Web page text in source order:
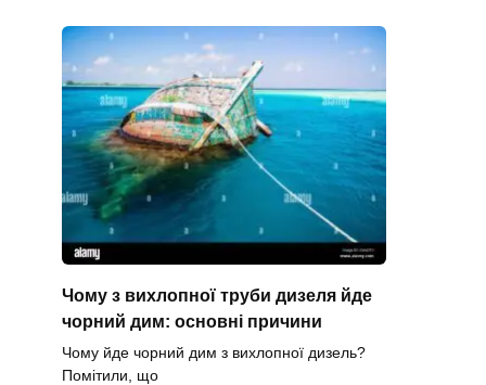
Чому з вихлопної труби дизеля йде
чорний дим: основні причини
Чому йде чорний дим з вихлопної дизель?
Помітили, що